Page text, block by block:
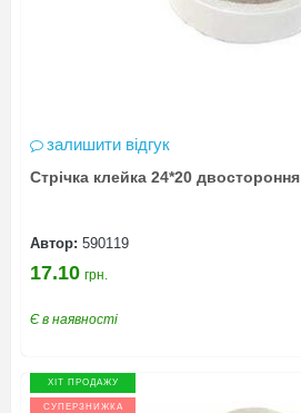
залишити відгук
Стрічка клейка 24*20 двостороння
Автор: 590119
17.10 грн.
Є в наявності
ХІТ ПРОДАЖУ
СУПЕРЗНИЖКА